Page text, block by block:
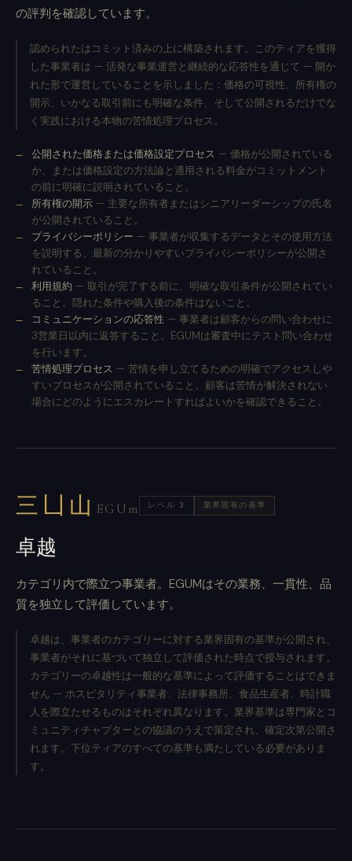
の評判を確認しています。
認められたはコミット済みの上に構築されます。このティアを獲得
した事業者は — 活発な事業運営と継続的な応答性を通じて — 開か
れた形で運営していることを示しました：価格の可視性、所有権の
開示、いかなる取引前にも明確な条件、そして公開されるだけでな
く実践における本物の苦情処理プロセス。
公開された価格または価格設定プロセス — 価格が公開されている
か、または価格設定の方法論と適用される料金がコミットメント
の前に明確に説明されていること。
所有権の開示 — 主要な所有者またはシニアリーダーシップの氏名
が公開されていること。
プライバシーポリシー — 事業者が収集するデータとその使用方法
を説明する、最新の分かりやすいプライバシーポリシーが公開さ
れていること。
利用規約 — 取引が完了する前に、明確な取引条件が公開されてい
ること。隠れた条件や購入後の条件はないこと。
コミュニケーションの応答性 — 事業者は顧客からの問い合わせに
3営業日以内に返答すること。EGUMは審査中にテスト問い合わせ
を行います。
苦情処理プロセス — 苦情を申し立てるための明確でアクセスしや
すいプロセスが公開されていること。顧客は苦情が解決されない
場合にどのようにエスカレートすればよいかを確認できること。
三凵山 EGUm レベル 3 業界固有の基準
卓越
カテゴリ内で際立つ事業者。EGUMはその業務、一貫性、品
質を独立して評価しています。
卓越は、事業者のカテゴリーに対する業界固有の基準が公開され、
事業者がそれに基づいて独立して評価された時点で授与されます。
カテゴリーの卓越性は一般的な基準によって評価することはできま
せん — ホスピタリティ事業者、法律事務所、食品生産者、時計職
人を際立たせるものはそれぞれ異なります。業界基準は専門家とコ
ミュニティチャプターとの協議のうえで策定され、確定次第公開さ
れます。下位ティアのすべての基準も満たしている必要がありま
す。